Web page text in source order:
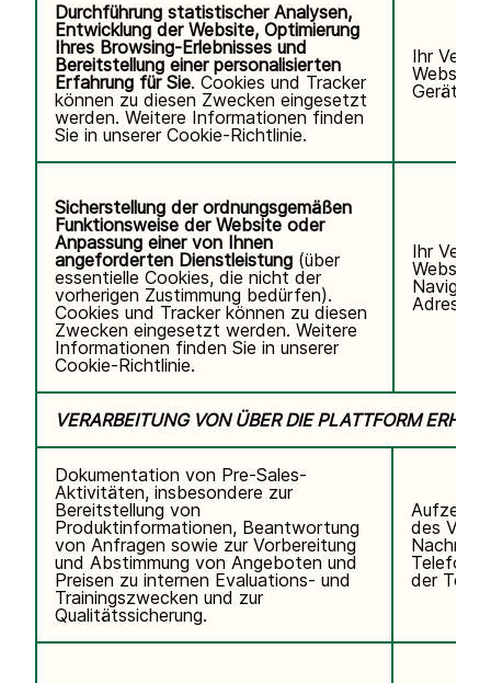
Durchführung statistischer Analysen,
Entwicklung der Website, Optimierung
Ihres Browsing-Erlebnisses und
Bereitstellung einer personalisierten
Erfahrung für Sie. Cookies und Tracker
können zu diesen Zwecken eingesetzt
werden. Weitere Informationen finden
Sie in unserer Cookie-Richtlinie.
Ihr
Website,
Gerät/
Sicherstellung der ordnungsgemäßen
Funktionsweise der Website oder
Anpassung einer von Ihnen
angeforderten Dienstleistung (über
essentielle Cookies, die nicht der
vorherigen Zustimmung bedürfen).
Cookies und Tracker können zu diesen
Zwecken eingesetzt werden. Weitere
Informationen finden Sie in unserer
Cookie-Richtlinie.
Ihr
Website
Adresse,
VERARBEITUNG VON ÜBER DIE PLATTFORM
Dokumentation von Pre-Sales-
Aktivitäten, insbesondere zur
Bereitstellung von
Produktinformationen, Beantwortung
von Anfragen sowie zur Vorbereitung
und Abstimmung von Angeboten und
Preisen zu internen Evaluations- und
Trainingszwecken und zur
Qualitätssicherung.
des
der